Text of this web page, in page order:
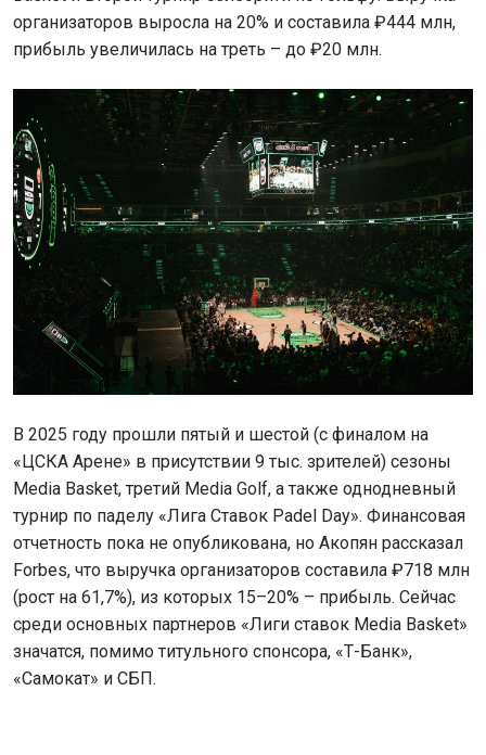
организаторов выросла на 20% и составила ₽444 млн,
прибыль увеличилась на треть – до ₽20 млн.
В 2025 году прошли пятый и шестой (с финалом на
«ЦСКА Арене» в присутствии 9 тыс. зрителей) сезоны
Media Basket, третий Media Golf, а также однодневный
турнир по паделу «Лига Ставок Padel Day». Финансовая
отчетность пока не опубликована, но Акопян рассказал
Forbes, что выручка организаторов составила ₽718 млн
(рост на 61,7%), из которых 15–20% – прибыль. Сейчас
среди основных партнеров «Лиги ставок Media Basket»
значатся, помимо титульного спонсора, «Т-Банк»,
«Самокат» и СБП.